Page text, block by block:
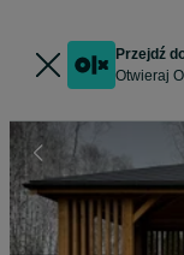
Przejdź
Otwieraj